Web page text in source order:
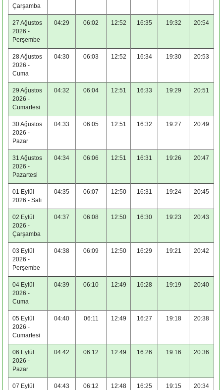
Çarşamba
27 Ağustos
2026 -
Perşembe
04:29 06:02 12:52 16:35 19:32 20:54
28 Ağustos
2026 -
Cuma
04:30 06:03 12:52 16:34 19:30 20:53
29 Ağustos
2026 -
Cumartesi
04:32 06:04 12:51 16:33 19:29 20:51
30 Ağustos
2026 -
Pazar
04:33 06:05 12:51 16:32 19:27 20:49
31 Ağustos
2026 -
Pazartesi
04:34 06:06 12:51 16:31 19:26 20:47
01 Eylül
2026 - Salı
04:35 06:07 12:50 16:31 19:24 20:45
02 Eylül
2026 -
Çarşamba
04:37 06:08 12:50 16:30 19:23 20:43
03 Eylül
2026 -
Perşembe
04:38 06:09 12:50 16:29 19:21 20:42
04 Eylül
2026 -
Cuma
04:39 06:10 12:49 16:28 19:19 20:40
05 Eylül
2026 -
Cumartesi
04:40 06:11 12:49 16:27 19:18 20:38
06 Eylül
2026 -
Pazar
04:42 06:12 12:49 16:26 19:16 20:36
07 Eylül
04:43 06:12 12:48 16:25 19:15 20:34